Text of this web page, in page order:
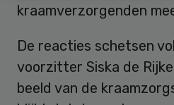
kraamverzorgenden
De reacties schetsen
voorzitter Siska de
beeld van de